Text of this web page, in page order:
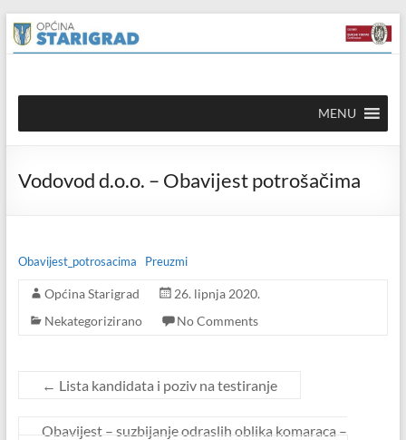
content
Skip
to
content
Općina
Starigrad
mrežna
MENU
Vodovod d.o.o. – Obavijest potrošačima
Obavijest_potrosacima Preuzmi
Općina Starigrad
26. lipnja 2020.
Nekategorizirano
No Comments
← Lista kandidata i poziv na testiranje
Obavijest – suzbijanje odraslih oblika komaraca –